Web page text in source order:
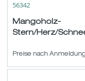
56342
Mangoholz-
Stern/Herz/
T4cm
Preise nach